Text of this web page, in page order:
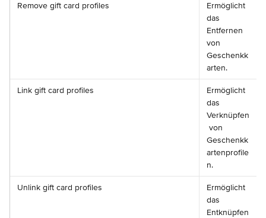
Remove gift card profiles
Ermöglicht
das
Entfernen
von
Geschenkk
arten.
Link gift card profiles
Ermöglicht
das
Verknüpfen
von
Geschenkk
artenprofile
n.
Unlink gift card profiles
Ermöglicht
das
Entknüpfen